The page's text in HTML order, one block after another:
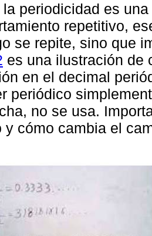
periodicidad es
repetitivo,
se repite, sino que
es una ilustración de
en el decimal
periódico
no se usa.
y cómo cambia el